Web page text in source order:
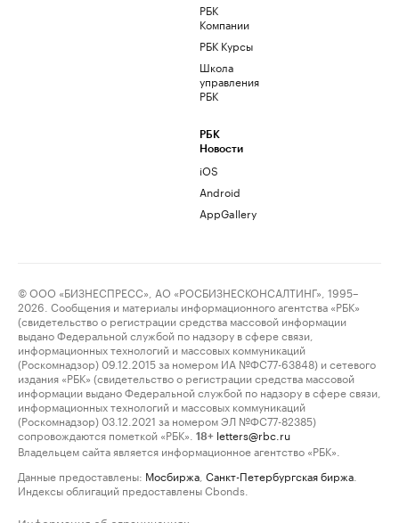
РБК
Компании
РБК Курсы
Школа
управления
РБК
РБК
Новости
iOS
Android
AppGallery
© ООО «БИЗНЕСПРЕСС», АО «РОСБИЗНЕСКОНСАЛТИНГ», 1995–
2026. Сообщения и материалы информационного агентства «РБК»
(свидетельство о регистрации средства массовой информации
выдано Федеральной службой по надзору в сфере связи,
информационных технологий и массовых коммуникаций
(Роскомнадзор) 09.12.2015 за номером ИА №ФС77-63848) и сетевого
издания «РБК» (свидетельство о регистрации средства массовой
информации выдано Федеральной службой по надзору в сфере связи,
информационных технологий и массовых коммуникаций
(Роскомнадзор) 03.12.2021 за номером ЭЛ №ФС77-82385)
сопровождаются пометкой «РБК».
18+ letters@rbc.ru
Владельцем сайта является информационное агентство «РБК».
Данные предоставлены: Мосбиржа Санкт-Петербургская биржа
Индексы облигаций предоставлены Cbonds.